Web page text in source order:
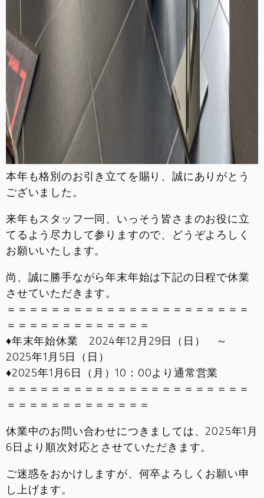
本年も格別のお引き立てを賜り、誠にありがとう
ございました。
来年もスタッフ一同、いっそう皆さまのお役に立
てるよう尽力して参りますので、どうぞよろしく
お願いいたします。
尚、誠に勝手ながら年末年始は下記の日程で休業
させていただきます。
＝＝＝＝＝＝＝＝＝＝＝＝＝＝＝＝＝＝＝＝＝＝
＝＝＝＝＝＝＝＝＝＝＝＝＝
♦年末年始休業 2024年12月29日（日） ～
2025年1月5日（日）
♦2025年1月6日（月）10：00より通常営業
＝＝＝＝＝＝＝＝＝＝＝＝＝＝＝＝＝＝＝＝＝＝
＝＝＝＝＝＝＝＝＝＝＝＝＝
休業中のお問い合わせにつきましては、2025年1月
6日より順次対応とさせていただきます。
ご迷惑をおかけしますが、何卒よろしくお願い申
し上げます。